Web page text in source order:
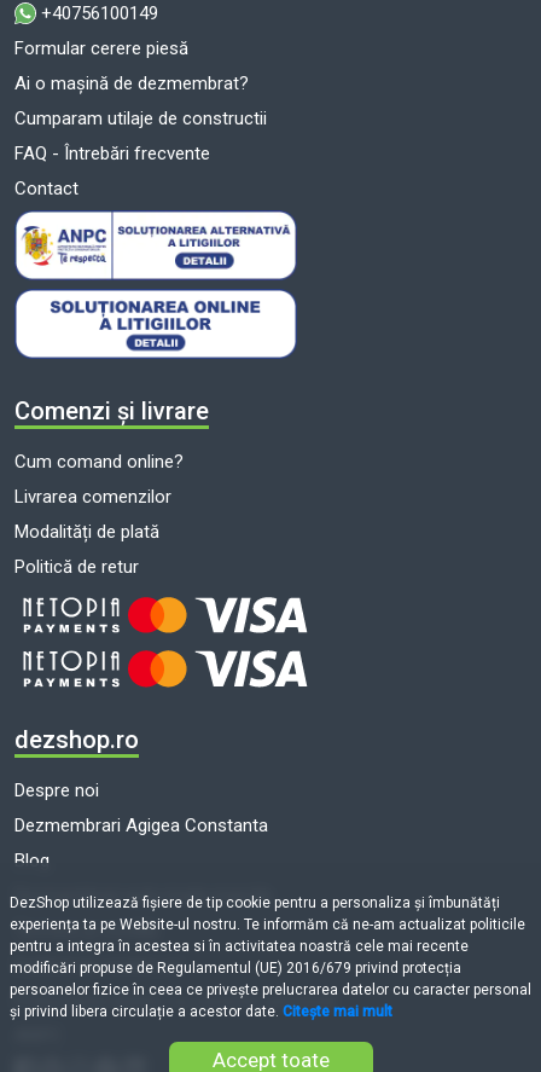
+40756100149
Formular cerere piesă
Ai o mașină de dezmembrat?
Cumparam utilaje de constructii
FAQ - Întrebări frecvente
Contact
Comenzi și livrare
Cum comand online?
Livrarea comenzilor
Modalități de plată
Politică de retur
dezshop.ro
Despre noi
Dezmembrari Agigea Constanta
Blog
Dezmembrari auto toate marcile
Termeni și condiții
Politică de cookie-uri
Prelucrarea datelor cu caracter personal
DezShop utilizează fişiere de tip cookie pentru a personaliza și îmbunătăți
experiența ta pe Website-ul nostru. Te informăm că ne-am actualizat politicile
pentru a integra în acestea si în activitatea noastră cele mai recente
modificări propuse de Regulamentul (UE) 2016/679 privind protecția
persoanelor fizice în ceea ce privește prelucrarea datelor cu caracter personal
și privind libera circulație a acestor date. Citește mai mult
Accept toate